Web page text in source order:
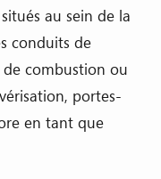
au sein de la
conduits de
combustion ou
portes-
en tant que